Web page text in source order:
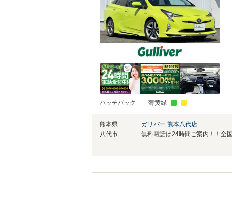
ハッチバック 薄黄緑
熊本県
八代市
ガリバー 熊本八代店